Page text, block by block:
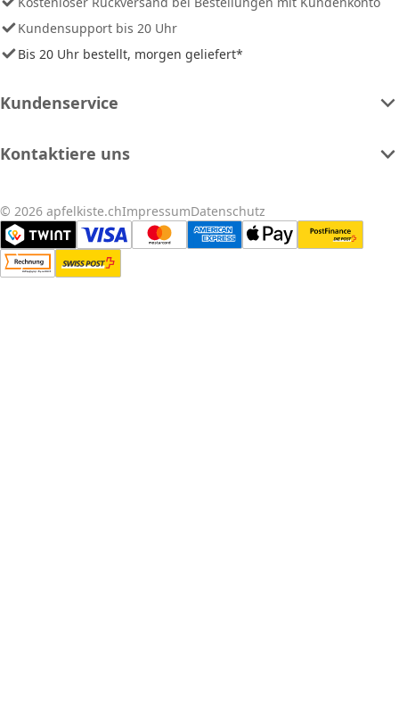
Kundensupport bis 20 Uhr
Bis 20 Uhr bestellt, morgen geliefert*
Kundenservice
Kontaktiere uns
© 2026 apfelkiste.chImpressumDatenschutz